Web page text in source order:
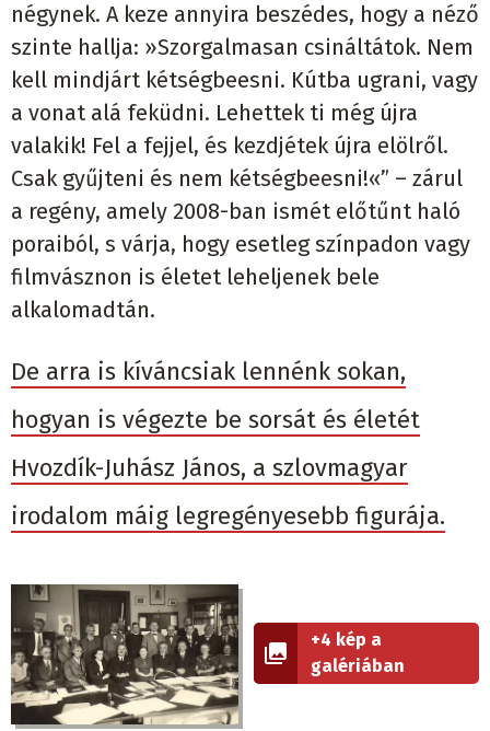
négynek. A keze annyira beszédes, hogy a néző
szinte hallja: »Szorgalmasan csináltátok. Nem
kell mindjárt kétségbeesni. Kútba ugrani, vagy
a vonat alá feküdni. Lehettek ti még újra
valakik! Fel a fejjel, és kezdjétek újra elölről.
Csak gyűjteni és nem kétségbeesni!«” – zárul
a regény, amely 2008-ban ismét előtűnt haló
poraiból, s várja, hogy esetleg színpadon vagy
filmvásznon is életet leheljenek bele
alkalomadtán.
De arra is kíváncsiak lennénk sokan,
hogyan is végezte be sorsát és életét
Hvozdík-Juhász János, a szlovmagyar
irodalom máig legregényesebb figurája.
+4 kép a
galériában